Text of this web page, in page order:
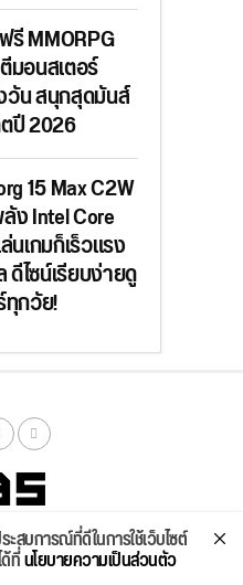
รี MMORPG
มอนสเตอร์
วัน สนุกสุดมันส์
ปี 2026
15 Max C2W
ง Intel Core
นเกมก็เร็วแรง
ไซน์เรียบง่ายดู
ทุกวัย!
ด บทความยอดนิยม ติดต่อเรา
สบการณ์ที่ดีในการใช้เว็บไซต์
ที่นโยบายความเป็นส่วนตัว